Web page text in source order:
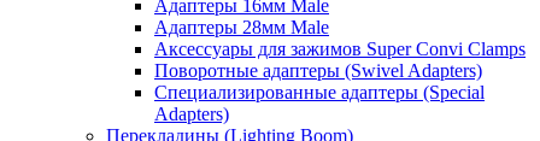
Адаптеры 16мм Male
Адаптеры 28мм Male
Аксессуары для зажимов Super Convi Clamps
Поворотные адаптеры (Swivel Adapters)
Специализированные адаптеры (Special
Adapters)
Перекладины (Lighting Boom)